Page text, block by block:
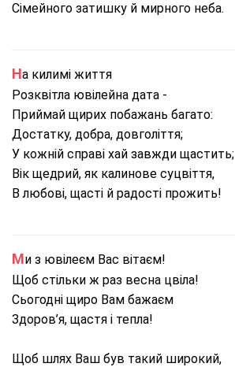
Сімейного затишку й мирного неба.
На килимі життя
Розквітла ювілейна дата -
Приймай щирих побажань багато:
Достатку, добра, довголіття;
У кожній справі хай завжди щастить;
Вік щедрий, як калинове суцвіття,
В любові, щасті й радості прожить!
Ми з ювілеєм Вас вітаєм!
Щоб стільки ж раз весна цвіла!
Сьогодні щиро Вам бажаєм
Здоров’я, щастя і тепла!
Щоб шлях Ваш був такий широкий,